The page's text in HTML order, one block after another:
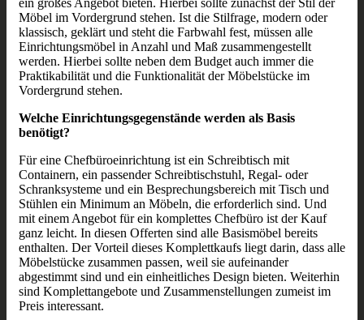
ein großes Angebot bieten. Hierbei sollte zunächst der Stil der
Möbel im Vordergrund stehen. Ist die Stilfrage, modern oder
klassisch, geklärt und steht die Farbwahl fest, müssen alle
Einrichtungsmöbel in Anzahl und Maß zusammengestellt
werden. Hierbei sollte neben dem Budget auch immer die
Praktikabilität und die Funktionalität der Möbelstücke im
Vordergrund stehen.
Welche Einrichtungsgegenstände werden als Basis
benötigt?
Für eine Chefbüroeinrichtung ist ein Schreibtisch mit
Containern, ein passender Schreibtischstuhl, Regal- oder
Schranksysteme und ein Besprechungsbereich mit Tisch und
Stühlen ein Minimum an Möbeln, die erforderlich sind. Und
mit einem Angebot für ein komplettes Chefbüro ist der Kauf
ganz leicht. In diesen Offerten sind alle Basismöbel bereits
enthalten. Der Vorteil dieses Komplettkaufs liegt darin, dass alle
Möbelstücke zusammen passen, weil sie aufeinander
abgestimmt sind und ein einheitliches Design bieten. Weiterhin
sind Komplettangebote und Zusammenstellungen zumeist im
Preis interessant.